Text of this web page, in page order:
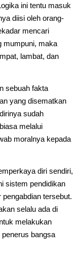
ini tentu masuk
diisi oleh orang-
mencari
mumpuni, maka
lambat, dan
sebuah fakta
yang disematkan
sudah
melalui
moralnya kepada
diri sendiri,
sistem pendidikan
tersebut.
selalu ada di
melakukan
bangsa